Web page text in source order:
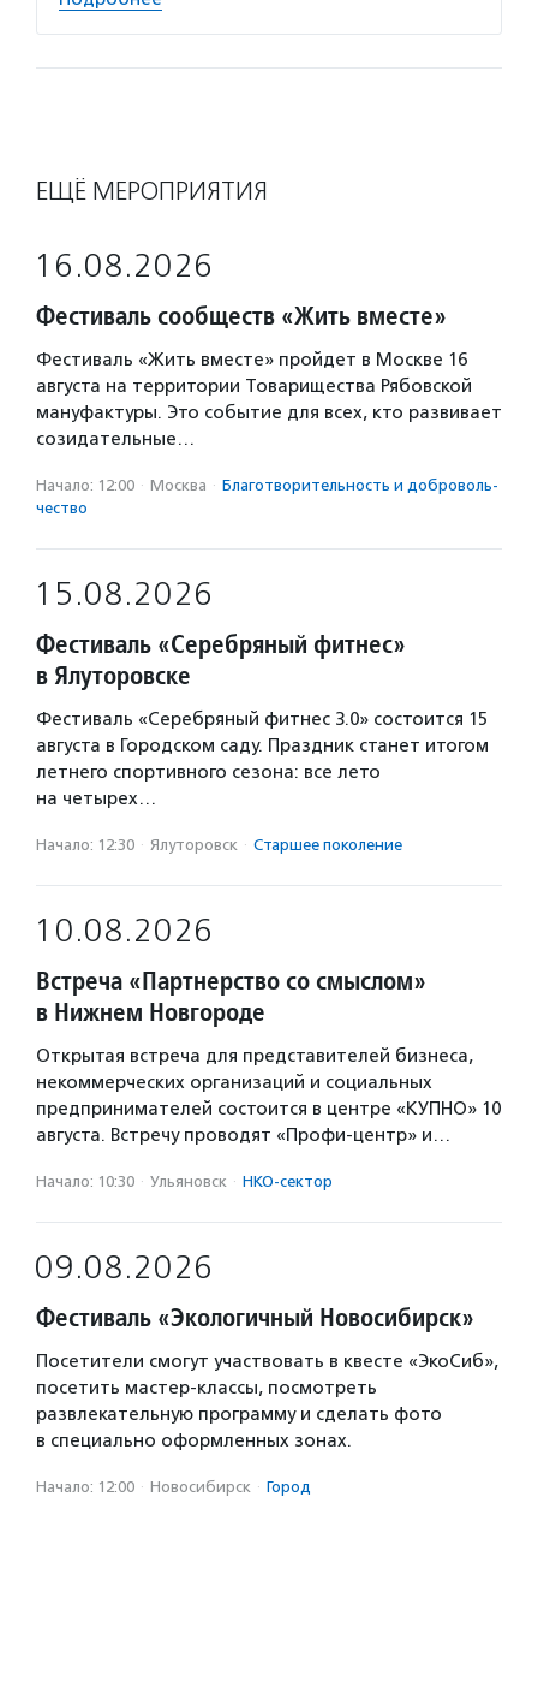
ЕЩЁ МЕРОПРИЯТИЯ
16.08.2026
Фестиваль сообществ «Жить вместе»
Фестиваль «Жить вместе» пройдет в Москве 16
августа на территории Товарищества Рябовской
мануфактуры. Это событие для всех, кто развивает
созидательные…
Начало: 12:00 · Москва · Благотвори­тель­ность и доброволь­
чест­во
15.08.2026
Фестиваль «Серебряный фитнес»
в Ялуторовске
Фестиваль «Серебряный фитнес 3.0» состоится 15
августа в Городском саду. Праздник станет итогом
летнего спортивного сезона: все лето
на четырех…
Начало: 12:30 · Ялуторовск · Старшее поколение
10.08.2026
Встреча «Партнерство со смыслом»
в Нижнем Новгороде
Открытая встреча для представителей бизнеса,
некоммерческих организаций и социальных
предпринимателей состоится в центре «КУПНО» 10
августа. Встречу проводят «Профи-центр» и…
Начало: 10:30 · Ульяновск · НКО-сектор
09.08.2026
Фестиваль «Экологичный Новосибирск»
Посетители смогут участвовать в квесте «ЭкоСиб»,
посетить мастер-классы, посмотреть
развлекательную программу и сделать фото
в специально оформленных зонах.
Начало: 12:00 · Новосибирск · Город